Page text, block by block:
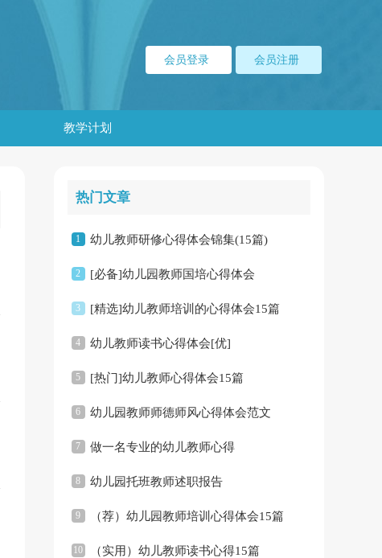
会员登录 会员注册
教学计划
热门文章
1 幼儿教师研修心得体会锦集(15篇)
2 [必备]幼儿园教师国培心得体会
3 [精选]幼儿教师培训的心得体会15篇
4 幼儿教师读书心得体会[优]
5 [热门]幼儿教师心得体会15篇
6 幼儿园教师师德师风心得体会范文
7 做一名专业的幼儿教师心得
8 幼儿园托班教师述职报告
9 （荐）幼儿园教师培训心得体会15篇
10 （实用）幼儿教师读书心得15篇